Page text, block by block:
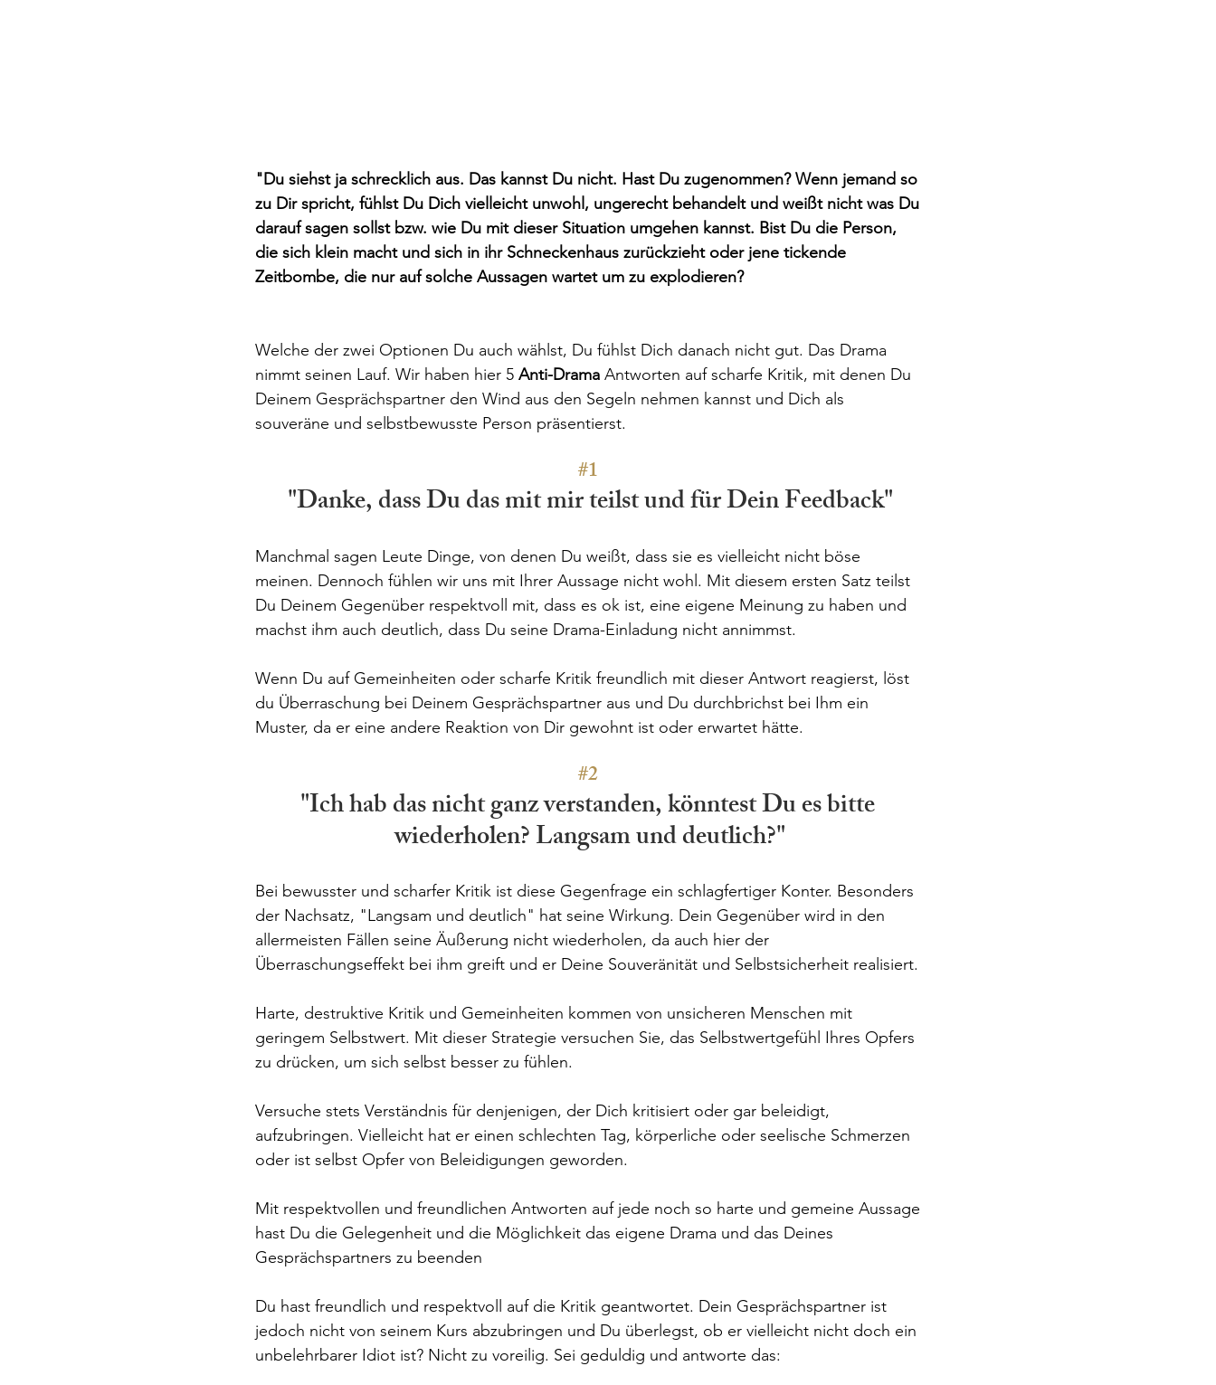
"Du siehst ja schrecklich aus. Das kannst Du nicht. Hast Du zugenommen? Wenn jemand so
zu Dir spricht, fühlst Du Dich vielleicht unwohl, ungerecht behandelt und weißt nicht was Du
darauf sagen sollst bzw. wie Du mit dieser Situation umgehen kannst. Bist Du die Person,
die sich klein macht und sich in ihr Schneckenhaus zurückzieht oder jene tickende
Zeitbombe, die nur auf solche Aussagen wartet um zu explodieren?
Welche der zwei Optionen Du auch wählst, Du fühlst Dich danach nicht gut. Das Drama
nimmt seinen Lauf. Wir haben hier 5 Anti-Drama Antworten auf scharfe Kritik, mit denen Du
Deinem Gesprächspartner den Wind aus den Segeln nehmen kannst und Dich als
souveräne und selbstbewusste Person präsentierst.
#1
"Danke, dass Du das mit mir teilst und für Dein Feedback"
Manchmal sagen Leute Dinge, von denen Du weißt, dass sie es vielleicht nicht böse
meinen. Dennoch fühlen wir uns mit Ihrer Aussage nicht wohl. Mit diesem ersten Satz teilst
Du Deinem Gegenüber respektvoll mit, dass es ok ist, eine eigene Meinung zu haben und
machst ihm auch deutlich, dass Du seine Drama-Einladung nicht annimmst.
Wenn Du auf Gemeinheiten oder scharfe Kritik freundlich mit dieser Antwort reagierst, löst
du Überraschung bei Deinem Gesprächspartner aus und Du durchbrichst bei Ihm ein
Muster, da er eine andere Reaktion von Dir gewohnt ist oder erwartet hätte.
#2
"Ich hab das nicht ganz verstanden, könntest Du es bitte
wiederholen? Langsam und deutlich?"
Bei bewusster und scharfer Kritik ist diese Gegenfrage ein schlagfertiger Konter. Besonders
der Nachsatz, "Langsam und deutlich" hat seine Wirkung. Dein Gegenüber wird in den
allermeisten Fällen seine Äußerung nicht wiederholen, da auch hier der
Überraschungseffekt bei ihm greift und er Deine Souveränität und Selbstsicherheit realisiert.
Harte, destruktive Kritik und Gemeinheiten kommen von unsicheren Menschen mit
geringem Selbstwert. Mit dieser Strategie versuchen Sie, das Selbstwertgefühl Ihres Opfers
zu drücken, um sich selbst besser zu fühlen.
Versuche stets Verständnis für denjenigen, der Dich kritisiert oder gar beleidigt,
aufzubringen. Vielleicht hat er einen schlechten Tag, körperliche oder seelische Schmerzen
oder ist selbst Opfer von Beleidigungen geworden.
Mit respektvollen und freundlichen Antworten auf jede noch so harte und gemeine Aussage
hast Du die Gelegenheit und die Möglichkeit das eigene Drama und das Deines
Gesprächspartners zu beenden
Du hast freundlich und respektvoll auf die Kritik geantwortet. Dein Gesprächspartner ist
jedoch nicht von seinem Kurs abzubringen und Du überlegst, ob er vielleicht nicht doch ein
unbelehrbarer Idiot ist? Nicht zu voreilig. Sei geduldig und antworte das: